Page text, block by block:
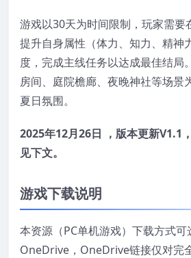
游戏以30天为时间限制，玩家需要
提升自身属性（体力、知力、精神
度，完成主线任务以达成最佳结局
房间、庭院檐廊、夜晚神社等场景
夏日氛围。
2025年12月26日 ，版本更新V1.1
见下文。
游戏下载说明
本资源（PC单机游戏）下载方式
OneDrive，OneDrive链接仅对完